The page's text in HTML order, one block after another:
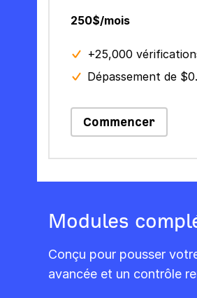
250$/mois
+25,000
Dépassement de
Commencer
Modules
Conçu pour pousser
avancée et un contrôle